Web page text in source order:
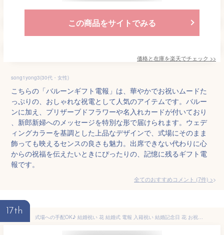
この商品をサイトでみる
価格と在庫を楽天でチェック >>
song1yong3(30代・女性)
こちらの「バルーンギフト電報」は、華やかでお祝いムードた
っぷりの、おしゃれな祝電として人気のアイテムです。バルー
ンに加え、プリザーブドフラワーや名入れカードが付いており
、新郎新婦へのメッセージを特別な形で届けられます。ウェデ
ィングカラーを基調とした上品なデザインで、式場にそのまま
飾っても映えるセンスの良さも魅力。出席できない代わりに心
からの祝福を伝えたいときにぴったりの、記憶に残るギフト電
報です。
全てのおすすめコメント (7件) >
17th
式場への手配OK♪ 結婚祝い 花 結婚式 電報 入籍祝い 結婚記念日 花 お祝い 結婚式の電報に！結婚祝い プリザーブドフラワー 花 ギフト 「テディのフラワー結婚式」ペア ぬいぐるみ 祝電 結婚祝い 送料無料 あす楽対応 テディベア かわいい おしゃれ メッセージ対応